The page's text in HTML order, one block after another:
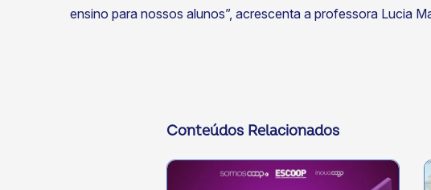
ensino para nossos alunos”, acrescenta a professora Lucia
Conteúdos Relacionados